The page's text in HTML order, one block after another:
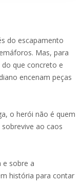
do escapamento
Mas, para
que concreto e
encenam peças
o herói não é quem
ao caos
e sobre a
história para contar